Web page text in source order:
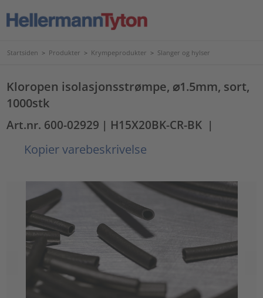
Startsiden > Produkter > Krympeprodukter > Slanger og hylser
Kloropen isolasjonsstrømpe, ⌀1.5mm, sort,
1000stk
Art.nr. 600-02929 | H15X20BK-CR-BK |
Kopier varebeskrivelse